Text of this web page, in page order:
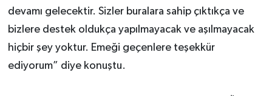
devamı gelecektir. Sizler buralara sahip çıktıkça ve
bizlere destek oldukça yapılmayacak ve aşılmayacak
hiçbir şey yoktur. Emeği geçenlere teşekkür
ediyorum” diye konuştu.